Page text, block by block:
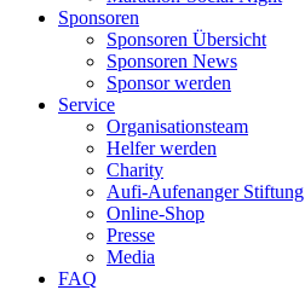
Sponsoren
Sponsoren Übersicht
Sponsoren News
Sponsor werden
Service
Organisationsteam
Helfer werden
Charity
Aufi-Aufenanger Stiftung
Online-Shop
Presse
Media
FAQ